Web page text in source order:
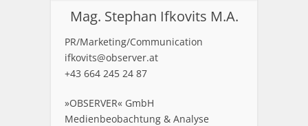
Mag. Stephan Ifkovits M.A.
PR/Marketing/Communication
ifkovits@observer.at
+43 664 245 24 87
»OBSERVER« GmbH
Medienbeobachtung & Analyse